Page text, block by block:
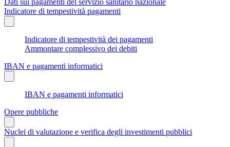
Indicatore di tempestività pagamenti
Indicatore di tempestività dei pagamenti
Ammontare complessivo dei debiti
IBAN e pagamenti informatici
IBAN e pagamenti informatici
Opere pubbliche
Nuclei di valutazione e verifica degli investimenti pubblici